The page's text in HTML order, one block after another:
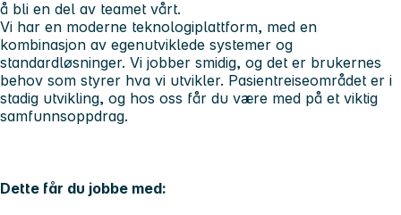
å bli en del av teamet vårt.
Vi har en moderne teknologiplattform, med en
kombinasjon av egenutviklede systemer og
standardløsninger. Vi jobber smidig, og det er brukernes
behov som styrer hva vi utvikler. Pasientreiseområdet er i
stadig utvikling, og hos oss får du være med på et viktig
samfunnsoppdrag.
Dette får du jobbe med: